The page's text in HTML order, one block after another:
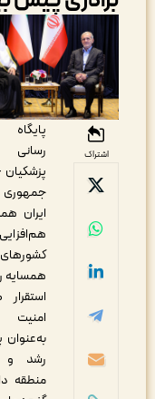
پایگاه اطلاع
رسانی دکتر
پزشکیان – رئیس
جمهوری اسلامی
ایران همگرایی و
هم‌افزایی
کشورهای
همسایه را موجب
استقرار صلح و
امنیت پایدار
به‌عنوان پیش‌نیاز
رشد و توسعه
منطقه دانست و